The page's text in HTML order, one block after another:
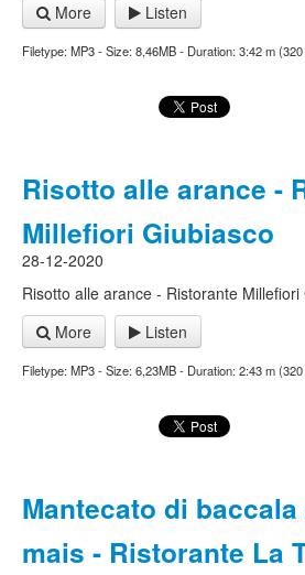
More
Listen
Filetype: MP3 - Size: 8,46MB - Duration: 3:42 m
Risotto alle arance -
Millefiori Giubiasco
28-12-2020
Risotto alle arance - Ristorante Millefiori
More
Listen
Filetype: MP3 - Size: 6,23MB - Duration: 2:43 m
Mantecato di
mais - Ristorante La